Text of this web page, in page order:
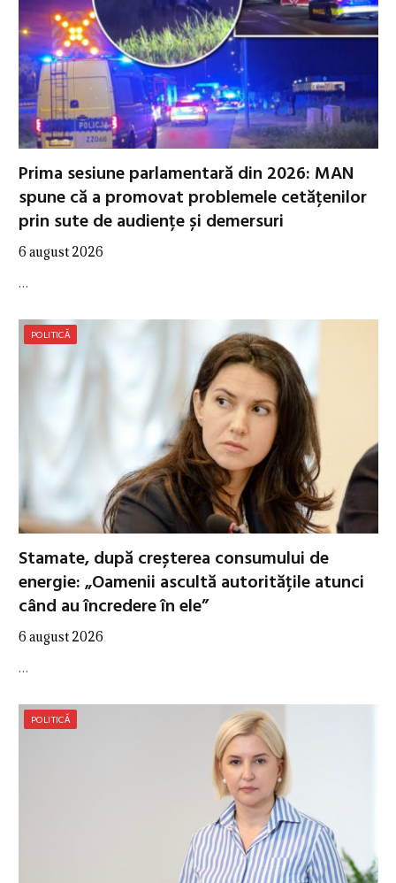
Prima sesiune parlamentară din 2026: MAN
spune că a promovat problemele cetățenilor
prin sute de audiențe și demersuri
6 august 2026
…
POLITICĂ
Stamate, după creșterea consumului de
energie: „Oamenii ascultă autoritățile atunci
când au încredere în ele”
6 august 2026
…
POLITICĂ